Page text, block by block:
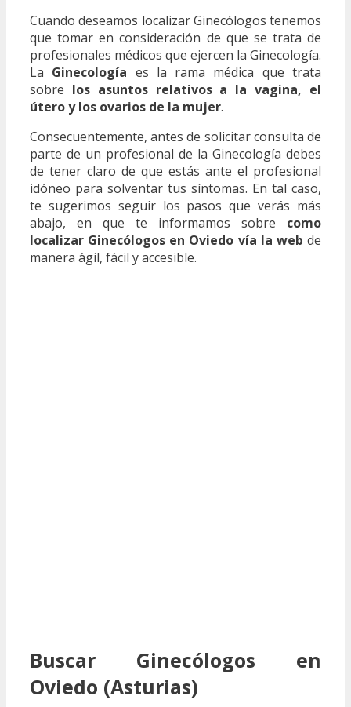
Cuando deseamos localizar Ginecólogos tenemos
que tomar en consideración de que se trata de
profesionales médicos que ejercen la Ginecología.
La Ginecología es la rama médica que trata
sobre los asuntos relativos a la vagina, el
útero y los ovarios de la mujer.
Consecuentemente, antes de solicitar consulta de
parte de un profesional de la Ginecología debes
de tener claro de que estás ante el profesional
idóneo para solventar tus síntomas. En tal caso,
te sugerimos seguir los pasos que verás más
abajo, en que te informamos sobre como
localizar Ginecólogos en Oviedo vía la web de
manera ágil, fácil y accesible.
Buscar Ginecólogos en
Oviedo (Asturias)